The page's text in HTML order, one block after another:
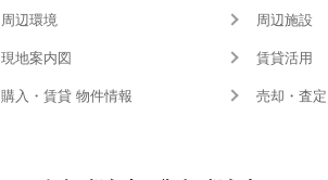
周辺環境 周辺施設
現地案内図 賃貸活用
購入・賃貸 物件情報 売却・査